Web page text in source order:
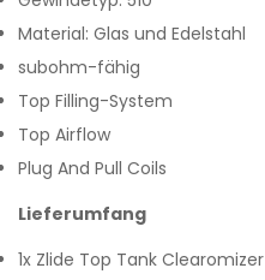
Material: Glas und Edelstahl
subohm-fähig
Top Filling-System
Top Airflow
Plug And Pull Coils
Lieferumfang
1x Zlide Top Tank Clearomizer